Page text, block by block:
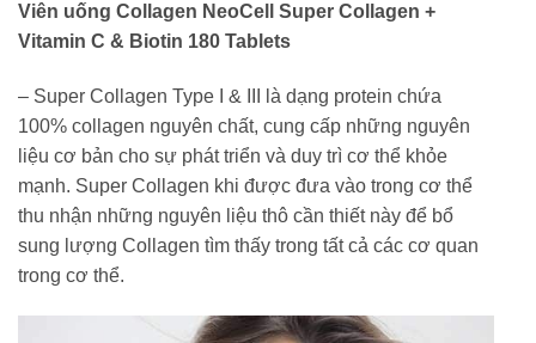
Viên uống Collagen NeoCell Super Collagen +
Vitamin C & Biotin 180 Tablets
– Super Collagen Type I & III là dạng protein chứa
100% collagen nguyên chất, cung cấp những nguyên
liệu cơ bản cho sự phát triển và duy trì cơ thể khỏe
mạnh. Super Collagen khi được đưa vào trong cơ thể
thu nhận những nguyên liệu thô cần thiết này để bổ
sung lượng Collagen tìm thấy trong tất cả các cơ quan
trong cơ thể.